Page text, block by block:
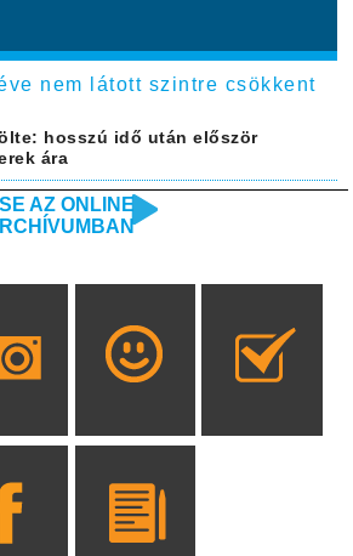
nem látott szintre csökkent
hosszú idő után először
ára
AZ ONLINE